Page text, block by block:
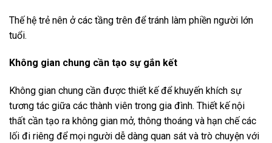
Thế hệ trẻ nên ở các tầng trên để tránh làm phiền người lớn
tuổi.
Không gian chung cần tạo sự gắn kết
Không gian chung cần được thiết kế để khuyến khích sự
tương tác giữa các thành viên trong gia đình. Thiết kế nội
thất cần tạo ra không gian mở, thông thoáng và hạn chế các
lối đi riêng để mọi người dễ dàng quan sát và trò chuyện với